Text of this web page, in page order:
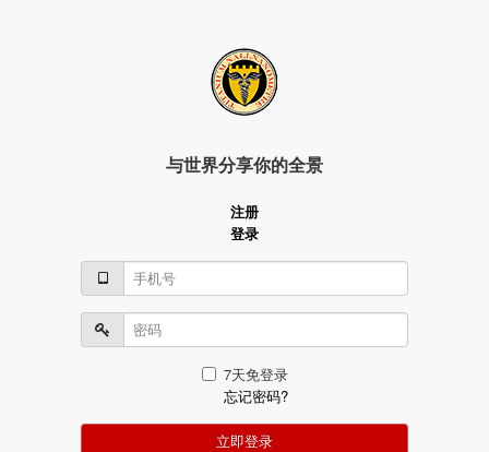
与世界分享你的全景
注册
登录
7天免登录
忘记密码?
立即登录